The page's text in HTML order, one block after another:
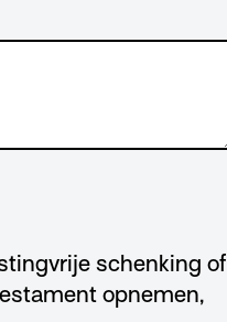
schenking of
opnemen,